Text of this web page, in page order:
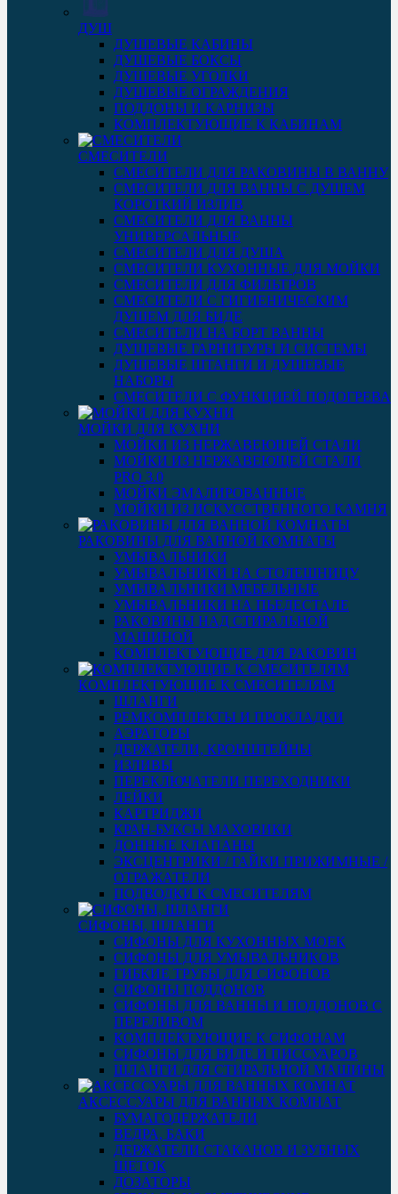
ДУШ
ДУШЕВЫЕ КАБИНЫ
ДУШЕВЫЕ БОКСЫ
ДУШЕВЫЕ УГОЛКИ
ДУШЕВЫЕ ОГРАЖДЕНИЯ
ПОДДОНЫ И КАРНИЗЫ
КОМПЛЕКТУЮЩИЕ К КАБИНАМ
СМЕСИТЕЛИ
СМЕСИТЕЛИ ДЛЯ РАКОВИНЫ В ВАННУ
СМЕСИТЕЛИ ДЛЯ ВАННЫ С ДУШЕМ
КОРОТКИЙ ИЗЛИВ
СМЕСИТЕЛИ ДЛЯ ВАННЫ
УНИВЕРСАЛЬНЫЕ
СМЕСИТЕЛИ ДЛЯ ДУША
СМЕСИТЕЛИ КУХОННЫЕ ДЛЯ МОЙКИ
СМЕСИТЕЛИ ДЛЯ ФИЛЬТРОВ
СМЕСИТЕЛИ С ГИГИЕНИЧЕСКИМ
ДУШЕМ ДЛЯ БИДЕ
СМЕСИТЕЛИ НА БОРТ ВАННЫ
ДУШЕВЫЕ ГАРНИТУРЫ И СИСТЕМЫ
ДУШЕВЫЕ ШТАНГИ И ДУШЕВЫЕ
НАБОРЫ
СМЕСИТЕЛИ С ФУНКЦИЕЙ ПОДОГРЕВА
МОЙКИ ДЛЯ КУХНИ
МОЙКИ ИЗ НЕРЖАВЕЮЩЕЙ СТАЛИ
МОЙКИ ИЗ НЕРЖАВЕЮЩЕЙ СТАЛИ
PRO 3.0
МОЙКИ ЭМАЛИРОВАННЫЕ
МОЙКИ ИЗ ИСКУССТВЕННОГО КАМНЯ
РАКОВИНЫ ДЛЯ ВАННОЙ КОМНАТЫ
УМЫВАЛЬНИКИ
УМЫВАЛЬНИКИ НА СТОЛЕШНИЦУ
УМЫВАЛЬНИКИ МЕБЕЛЬНЫЕ
УМЫВАЛЬНИКИ НА ПЬЕДЕСТАЛЕ
РАКОВИНЫ НАД СТИРАЛЬНОЙ
МАШИНОЙ
КОМПЛЕКТУЮЩИЕ ДЛЯ РАКОВИН
КОМПЛЕКТУЮЩИЕ К СМЕСИТЕЛЯМ
ШЛАНГИ
РЕМКОМПЛЕКТЫ И ПРОКЛАДКИ
АЭРАТОРЫ
ДЕРЖАТЕЛИ, КРОНШТЕЙНЫ
ИЗЛИВЫ
ПЕРЕКЛЮЧАТЕЛИ ПЕРЕХОДНИКИ
ЛЕЙКИ
КАРТРИДЖИ
КРАН-БУКСЫ МАХОВИКИ
ДОННЫЕ КЛАПАНЫ
ЭКСЦЕНТРИКИ / ГАЙКИ ПРИЖИМНЫЕ /
ОТРАЖАТЕЛИ
ПОДВОДКИ К СМЕСИТЕЛЯМ
СИФОНЫ, ШЛАНГИ
СИФОНЫ ДЛЯ КУХОННЫХ МОЕК
СИФОНЫ ДЛЯ УМЫВАЛЬНИКОВ
ГИБКИЕ ТРУБЫ ДЛЯ СИФОНОВ
СИФОНЫ ПОДДОНОВ
СИФОНЫ ДЛЯ ВАННЫ И ПОДДОНОВ С
ПЕРЕЛИВОМ
КОМПЛЕКТУЮЩИЕ К СИФОНАМ
СИФОНЫ ДЛЯ БИДЕ И ПИССУАРОВ
ШЛАНГИ ДЛЯ СТИРАЛЬНОЙ МАШИНЫ
АКСЕССУАРЫ ДЛЯ ВАННЫХ КОМНАТ
БУМАГОДЕРЖАТЕЛИ
ВЕДРА, БАКИ
ДЕРЖАТЕЛИ СТАКАНОВ И ЗУБНЫХ
ЩЕТОК
ДОЗАТОРЫ